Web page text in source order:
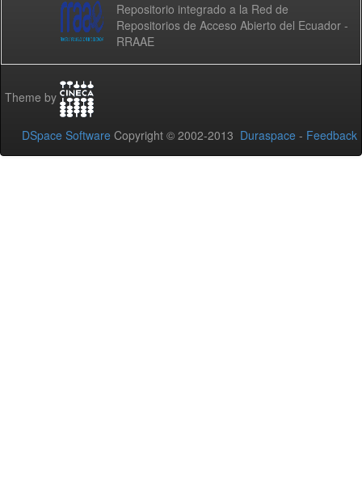
Repositorio integrado a la Red de
Repositorios de Acceso Abierto del Ecuador -
RRAAE
Theme by
DSpace Software Copyright © 2002-2013 Duraspace - Feedback